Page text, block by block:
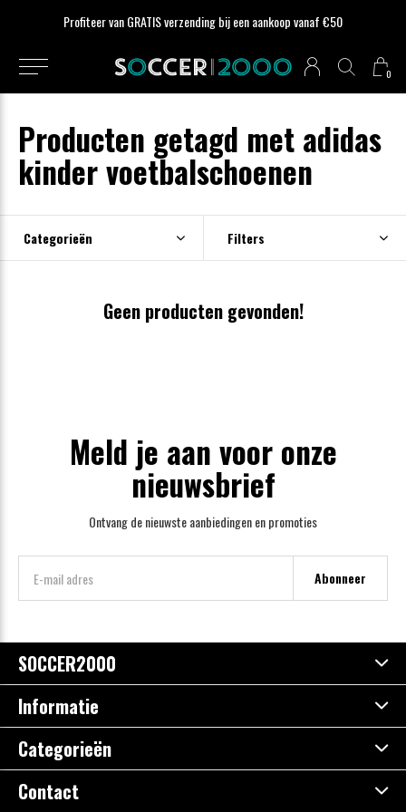
0
Profiteer van GRATIS verzending bij een aankoop vanaf €50
Producten getagd met adidas
kinder voetbalschoenen
Categorieën Filters
Geen producten gevonden!
Meld je aan voor onze
nieuwsbrief
Ontvang de nieuwste aanbiedingen en promoties
Abonneer
SOCCER2000
Informatie
Categorieën
Contact